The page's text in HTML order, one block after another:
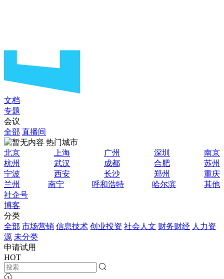
文档
专题
会议
全部 直播间
热门城市
北京
上海 广州 深圳
南京
杭州
武汉 成都 合肥
苏州
宁波
西安 长沙 郑州
重庆
兰州
南宁 呼和浩特 哈尔滨
其他
社企号
博客
分类
全部 市场营销 信息技术 创业投资 社会人文 财务财经 人力资
源 未分类
申请试用
HOT